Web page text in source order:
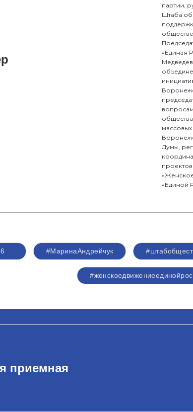
партии,
Штаба
«Единая
Думы,
«Единой
#МаринаАндрейчук
приемная